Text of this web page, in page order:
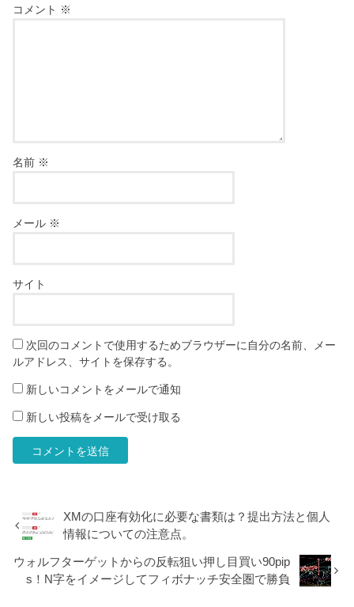
コメント ※
名前 ※
メール ※
サイト
次回のコメントで使用するためブラウザーに自分の名前、メー
ルアドレス、サイトを保存する。
新しいコメントをメールで通知
新しい投稿をメールで受け取る
XMの口座有効化に必要な書類は？提出方法と個人
情報についての注意点。
ウォルフターゲットからの反転狙い押し目買い90pip
s！N字をイメージしてフィボナッチ安全圏で勝負